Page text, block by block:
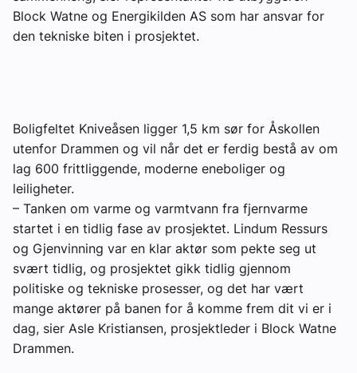
Kontakt oss:
Kontakt oss
Tips oss
eBlad
Block Watne og Energikilden AS som har ansvar for
den tekniske biten i prosjektet.
Boligfeltet Kniveåsen ligger 1,5 km sør for Åskollen
utenfor Drammen og vil når det er ferdig bestå av om
lag 600 frittliggende, moderne eneboliger og
leiligheter.
– Tanken om varme og varmtvann fra fjernvarme
startet i en tidlig fase av prosjektet. Lindum Ressurs
og Gjenvinning var en klar aktør som pekte seg ut
svært tidlig, og prosjektet gikk tidlig gjennom
politiske og tekniske prosesser, og det har vært
mange aktører på banen for å komme frem dit vi er i
dag, sier Asle Kristiansen, prosjektleder i Block Watne
Drammen.